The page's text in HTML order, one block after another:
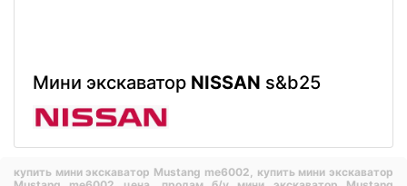
Мини экскаватор NISSAN s&b25
купить мини экскаватор Mustang me6002, купить мини экскаватор